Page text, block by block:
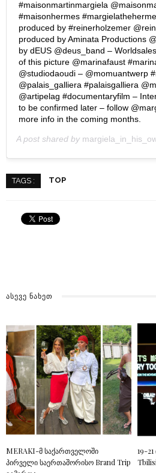
#maisonmartinmargiela
#maisonhermes
produced by #reinerholzemer
produced by Aminata Productions
by dEUS @deus_band –
of this picture @marinafaust
@studiodaoudi – @momuantwerp
@palais_galliera #palaisgalliera
@artipelag #documentaryfilm –
to be confirmed later – follow
more info in the coming months.
A post shared by
TAGS : TOP
ᲐᲡᲔᲕᲔ ᲜᲐᲮᲔᲗ
MERAKI-მ საქართველოში
პირველი საერთაშორისო Brand Trip
19-